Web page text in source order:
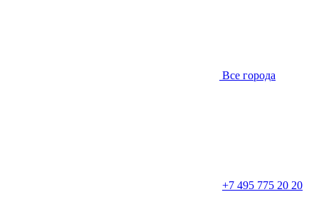
Все города
+7 495 775 20 20